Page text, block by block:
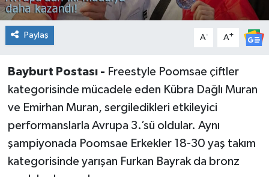
Paylaş A- A+
Bayburt Postası - Freestyle Poomsae çiftler
kategorisinde mücadele eden Kübra Dağlı Muran
ve Emirhan Muran, sergiledikleri etkileyici
performanslarla Avrupa 3.’sü oldular. Aynı
şampiyonada Poomsae Erkekler 18-30 yaş takım
kategorisinde yarışan Furkan Bayrak da bronz